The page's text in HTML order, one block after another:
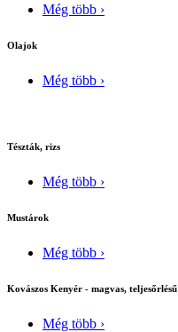
Még több ›
Olajok
Még több ›
Tészták, rizs
Még több ›
Mustárok
Még több ›
Kovászos Kenyér - magvas, teljesőrlésű
Még több ›